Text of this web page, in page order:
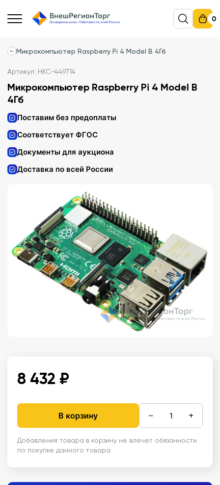
0
Микрокомпьютер Raspberry Pi 4 Model B 4Гб
Артикул: НКС-449714
Микрокомпьютер Raspberry Pi 4 Model B
4Гб
Поставим без предоплаты
Соответствует ФГОС
Документы для аукциона
Доставка по всей России
8 432 ₽
В корзину − +
Добавления товара в корзину не влечет обязанности
по покупке данного товара